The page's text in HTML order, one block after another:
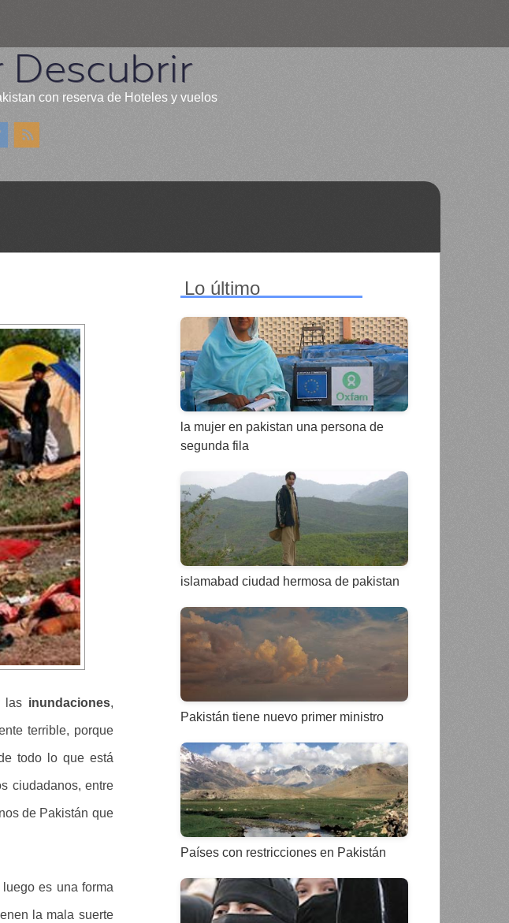
Descubrir
con reserva de Hoteles y vuelos
las inundaciones,
terrible, porque
todo lo que está
ciudadanos, entre
de Pakistán que
es una forma
la mala suerte
Lo último
la mujer en pakistan una persona de
segunda fila
islamabad ciudad hermosa de pakistan
Pakistán tiene nuevo primer ministro
Países con restricciones en Pakistán